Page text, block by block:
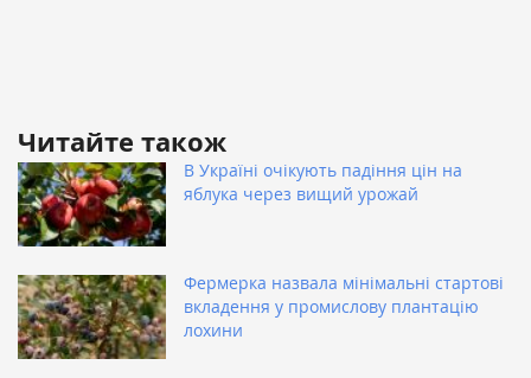
Читайте також
В Україні очікують падіння цін на
яблука через вищий урожай
Фермерка назвала мінімальні стартові
вкладення у промислову плантацію
лохини